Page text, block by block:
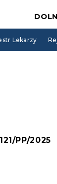
Lekarzy
PP/2025